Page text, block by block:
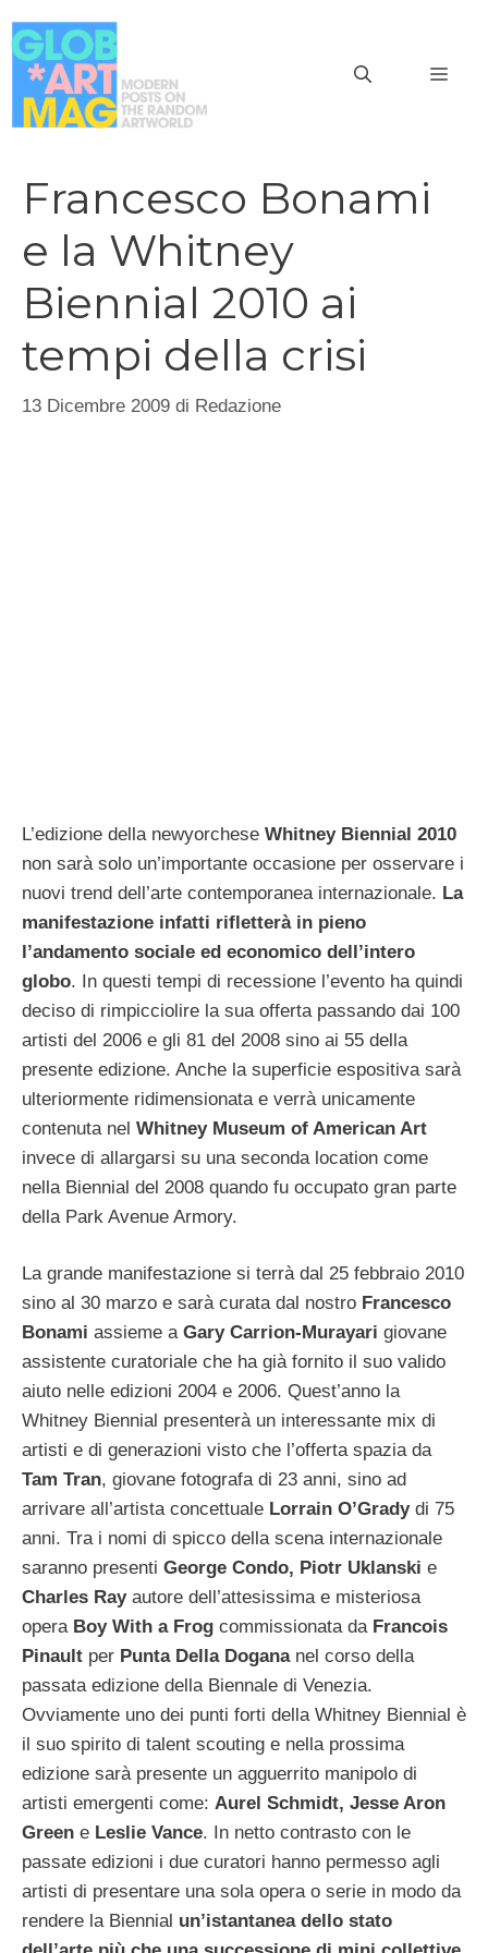
al
contenuto
Francesco Bonami
e la Whitney
Biennial 2010 ai
tempi della crisi
13 Dicembre 2009 di Redazione
L’edizione della newyorchese Whitney Biennial 2010
non sarà solo un’importante occasione per osservare i
nuovi trend dell’arte contemporanea internazionale. La
manifestazione infatti rifletterà in pieno
l’andamento sociale ed economico dell’intero
globo. In questi tempi di recessione l’evento ha quindi
deciso di rimpicciolire la sua offerta passando dai 100
artisti del 2006 e gli 81 del 2008 sino ai 55 della
presente edizione. Anche la superficie espositiva sarà
ulteriormente ridimensionata e verrà unicamente
contenuta nel Whitney Museum of American Art
invece di allargarsi su una seconda location come
nella Biennial del 2008 quando fu occupato gran parte
della Park Avenue Armory.
La grande manifestazione si terrà dal 25 febbraio 2010
sino al 30 marzo e sarà curata dal nostro Francesco
Bonami assieme a Gary Carrion-Murayari giovane
assistente curatoriale che ha già fornito il suo valido
aiuto nelle edizioni 2004 e 2006. Quest’anno la
Whitney Biennial presenterà un interessante mix di
artisti e di generazioni visto che l’offerta spazia da
Tam Tran, giovane fotografa di 23 anni, sino ad
arrivare all’artista concettuale Lorrain O’Grady di 75
anni. Tra i nomi di spicco della scena internazionale
saranno presenti George Condo, Piotr Uklanski e
Charles Rayautore dell’attesissima e misteriosa
operaBoy With a Frog commissionata da Francois
Pinault per Punta Della Dogananel corso della
passata edizione della Biennale di Venezia.
Ovviamente uno dei punti forti della Whitney Biennial è
il suo spirito di talent scouting e nella prossima
edizione sarà presente un agguerrito manipolo di
artisti emergenti come: Aurel Schmidt, Jesse Aron
Green e Leslie Vance. In netto contrasto con le
passate edizioni i due curatori hanno permesso agli
artisti di presentare una sola opera o serie in modo da
rendere la Biennial un’istantanea dello stato